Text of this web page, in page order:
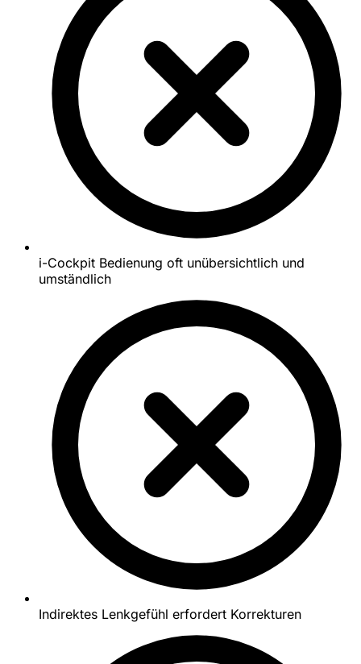
i-Cockpit Bedienung oft unübersichtlich und
umständlich
Indirektes Lenkgefühl erfordert Korrekturen